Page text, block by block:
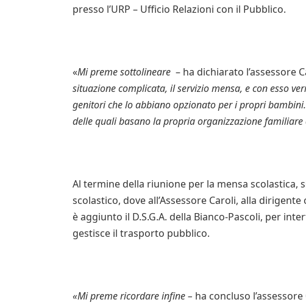
presso l’URP – Ufficio Relazioni con il Pubblico.
«Mi preme sottolineare– ha dichiarato l’assessore
situazione complicata, il servizio mensa, e con esso
genitori che lo abbiano opzionato per i propri
delle quali basano la propria organizzazione
Al termine della riunione per la mensa
scolastico, dove all’Assessore Caroli, alla
è aggiunto il D.S.G.A. della Bianco-Pascoli, per
gestisce il trasporto pubblico.
«Mi preme ricordare infine – ha concluso